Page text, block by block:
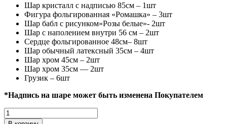
Шар кристалл с надписью 85см – 1шт
Фигура фольгированная «Ромашка» – 3шт
Шар бабл с рисунком»Розы белые»- 2шт
Шар с наполением внутри 56 см – 2шт
Сердце фольгированное 48см– 8шт
Шар обычный латексный 35см – 4шт
Шар хром 45см – 2шт
Шар хром 35см — 2шт
Грузик – 6шт
*Надпись на шаре может быть изменена Покупателем
Количество
Воздушные